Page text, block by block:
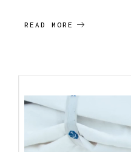
READ MORE